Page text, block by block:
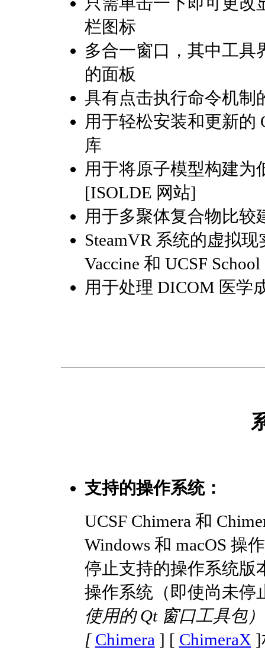
栏图标
多合一窗口，其中工具
的面板
具有点击执行命令机制
用于轻松安装和更新的
库
用于将原子模型构建为
[ISOLDE 网站]
用于多聚体复合物比较
SteamVR 系统的虚拟
Vaccine 和 UCSF
用于处理 DICOM 医学
支持的操作系统：
UCSF Chimera 和
Windows 和 macOS 操
停止支持的操作系统版
操作系统（即使尚未停
使用的 Qt 窗口工具包
[Chimera ] [ ChimeraX ]